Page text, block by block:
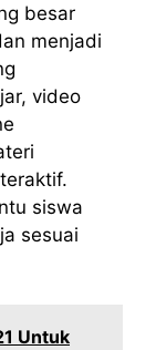
besar
menjadi
video
siswa
sesuai
Untuk